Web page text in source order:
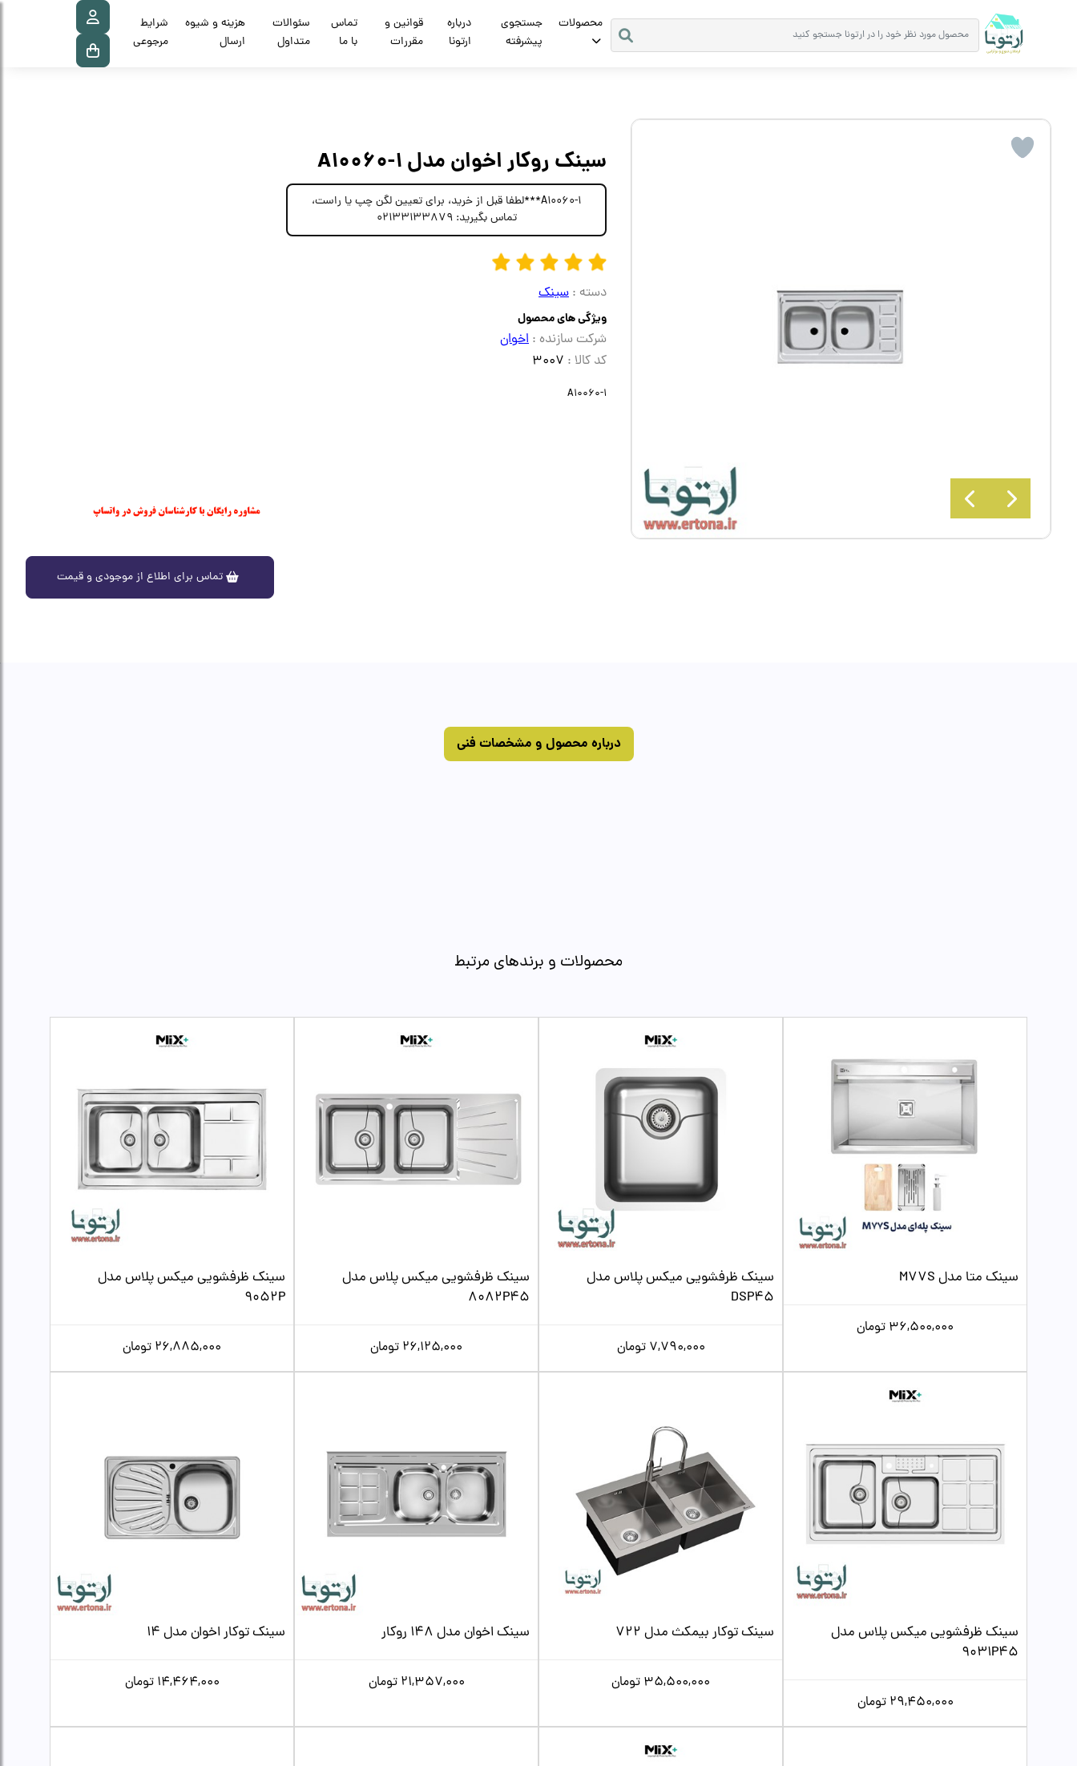
محصولات
جستجوی
پیشرفته
درباره
ارتونا
قوانین و
مقررات
تماس
با ما
سئوالات
متداول
هزینه و شیوه
ارسال
شرایط
مرجوعی
سینک روکار اخوان مدل A10060-1
A10060-1***لطفا قبل از خرید، برای تعیین لگن چپ یا راست،
تماس بگیرید: 02133133879
دسته : سینک
ویژگی های محصول
شرکت سازنده : اخوان
کد کالا : 3007
A10060-1
تماس برای اطلاع از موجودی و قیمت
درباره محصول و مشخصات فنی
محصولات و برندهای مرتبط
سینک متا مدل M77S
36,500,000 تومان
سینک ظرفشویی میکس پلاس مدل
DSP45
7,790,000 تومان
سینک ظرفشویی میکس پلاس مدل
8082P45
26,125,000 تومان
سینک ظرفشویی میکس پلاس مدل
9052P
26,885,000 تومان
سینک ظرفشویی میکس پلاس مدل
9031P45
29,450,000 تومان
سینک توکار بیمکث مدل 722
35,500,000 تومان
سینک اخوان مدل 148 روکار
21,357,000 تومان
سینک توکار اخوان مدل 14
14,464,000 تومان